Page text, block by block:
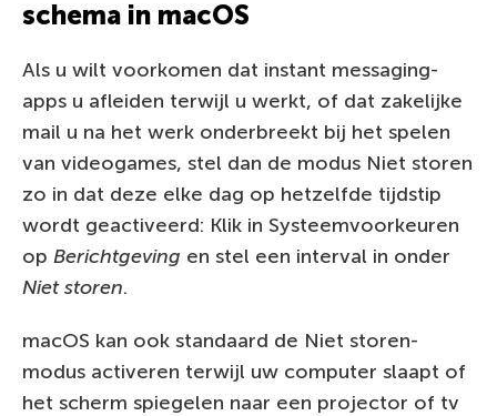
schema in macOS
Als u wilt voorkomen dat instant messaging-
apps u afleiden terwijl u werkt, of dat zakelijke
mail u na het werk onderbreekt bij het spelen
van videogames, stel dan de modus Niet storen
zo in dat deze elke dag op hetzelfde tijdstip
wordt geactiveerd: Klik in Systeemvoorkeuren
op Berichtgeving en stel een interval in onder
Niet storen.
macOS kan ook standaard de Niet storen-
modus activeren terwijl uw computer slaapt of
het scherm spiegelen naar een projector of tv